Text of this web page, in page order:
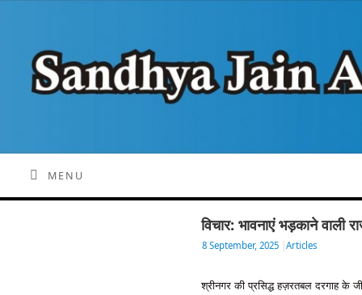
MENU
विचार: भावनाएं भड़काने वाली
8 September, 2025 Articles
श्रीनगर की प्रसिद्ध हज़रतबल दरगाह के